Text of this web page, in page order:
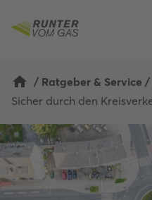
/ Ratgeber & Service /
Sicher durch den